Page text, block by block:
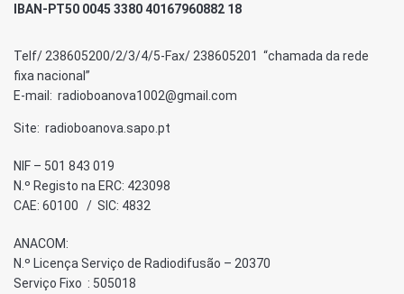
IBAN-PT50 0045 3380 40167960882 18
Telf/ 238605200/2/3/4/5-Fax/ 238605201 “chamada da rede
fixa nacional”
E-mail: radioboanova1002@gmail.com
Site: radioboanova.sapo.pt
NIF – 501 843 019
N.º Registo na ERC: 423098
CAE: 60100 / SIC: 4832
ANACOM:
N.º Licença Serviço de Radiodifusão – 20370
Serviço Fixo : 505018